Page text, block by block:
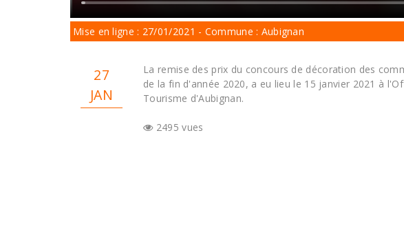
Mise en ligne : 27/01/2021 - Commune : Aubignan
27
JAN
La remise des prix du concours de décoration des
de la fin d'année 2020, a eu lieu le 15 janvier 2021 à
Tourisme d'Aubignan.
2495 vues